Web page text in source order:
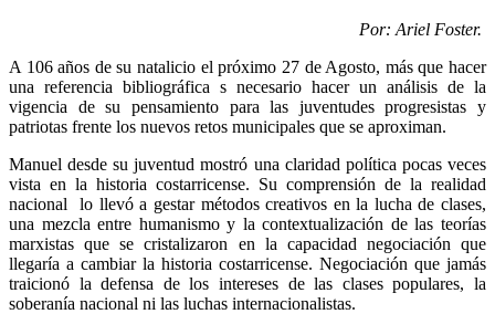
Por: Ariel Foster.
A 106 años de su natalicio el próximo 27 de Agosto, más que hacer
una referencia bibliográfica s necesario hacer un análisis de la
vigencia de su pensamiento para las juventudes progresistas y
patriotas frente los nuevos retos municipales que se aproximan.
Manuel desde su juventud mostró una claridad política pocas veces
vista en la historia costarricense. Su comprensión de la realidad
nacional lo llevó a gestar métodos creativos en la lucha de clases,
una mezcla entre humanismo y la contextualización de las teorías
marxistas que se cristalizaron en la capacidad negociación que
llegaría a cambiar la historia costarricense. Negociación que jamás
traicionó la defensa de los intereses de las clases populares, la
soberanía nacional ni las luchas internacionalistas.